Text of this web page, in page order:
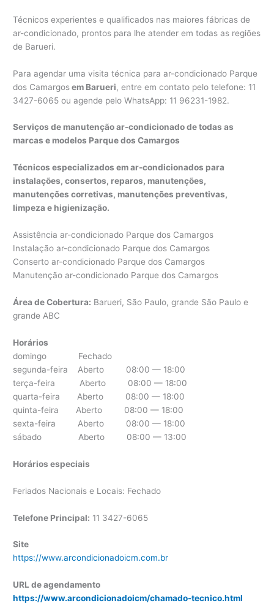
Técnicos experientes e qualificados nas maiores fábricas de
ar-condicionado, prontos para lhe atender em todas as regiões
de Barueri.
Para agendar uma visita técnica para ar-condicionado Parque
dos Camargosem Barueri, entre em contato pelo telefone: 11
3427-6065 ou agende pelo WhatsApp: 11 96231-1982.
Serviços de manutenção ar-condicionado de todas as
marcas e modelos Parque dos Camargos
Técnicos especializados em ar-condicionados para
instalações, consertos, reparos, manutenções,
manutenções corretivas, manutenções preventivas,
limpeza e higienização.
Assistência ar-condicionado Parque dos Camargos
Instalação ar-condicionado Parque dos Camargos
Conserto ar-condicionado Parque dos Camargos
Manutenção ar-condicionado Parque dos Camargos
Área de Cobertura: Barueri, São Paulo, grande São Paulo e
grande ABC
Horários
domingo Fechado
segunda-feira Aberto 08:00 — 18:00
terça-feira Aberto 08:00 — 18:00
quarta-feira Aberto 08:00 — 18:00
quinta-feira Aberto 08:00 — 18:00
sexta-feira Aberto 08:00 — 18:00
sábado Aberto 08:00 — 13:00
Horários especiais
Feriados Nacionais e Locais: Fechado
Telefone Principal: 11 3427-6065
Site
https://www.arcondicionadoicm.com.br
URL de agendamento
https://www.arcondicionadoicm/chamado-tecnico.html